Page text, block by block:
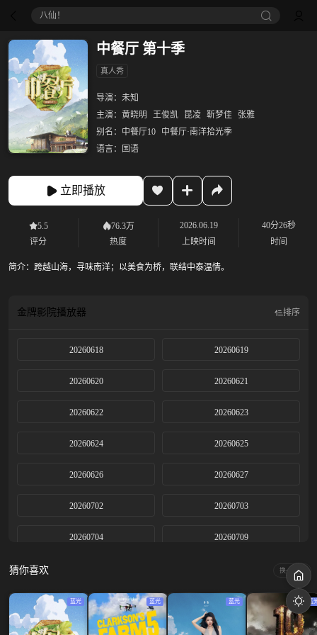
八仙！
中餐厅 第十季
真人秀
导演： 未知
主演： 黄晓明 王俊凯 昆凌 靳梦佳
张雅
别名： 中餐厅10
中餐厅·南洋拾光季
语言：
国语
立即播放
5.5
评分
76.3万
热度
2026.06.19
上映时间
40分26秒
时间
简介： 跨越山海，寻味南洋；以美食为桥，联结中泰温情。
金牌影院播放器 排序
20260618 20260619
20260620 20260621
20260622 20260623
20260624 20260625
20260626 20260627
20260702 20260703
20260704 20260709
20260712 20260716
20260717上 20260717下
猜你喜欢 换一换
蓝光 蓝光 蓝光 蓝